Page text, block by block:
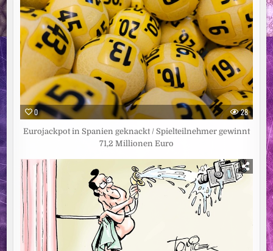
0 28
Eurojackpot in Spanien geknackt / Spielteilnehmer gewinnt
71,2 Millionen Euro